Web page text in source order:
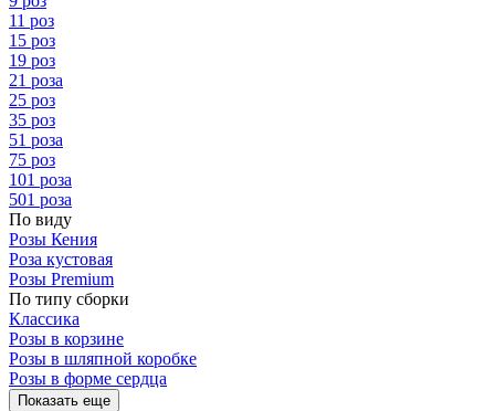
11 роз
15 роз
19 роз
21 роза
25 роз
35 роз
51 роза
75 роз
101 роза
501 роза
По виду
Розы Кения
Роза кустовая
Розы Premium
По типу сборки
Классика
Розы в корзине
Розы в шляпной коробке
Розы в форме сердца
Показать еще